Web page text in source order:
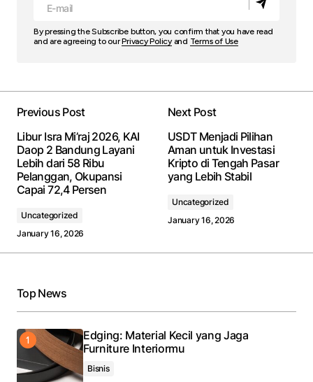
By pressing the Subscribe button, you confirm that you have read
and are agreeing to ourPrivacy Policyand Terms of Use
Previous Post
Libur Isra Mi’raj 2026, KAI
Daop 2 Bandung Layani
Lebih dari 58 Ribu
Pelanggan, Okupansi
Capai 72,4 Persen
Uncategorized
January 16, 2026
Next Post
USDT Menjadi Pilihan
Aman untuk Investasi
Kripto di Tengah Pasar
yang Lebih Stabil
Uncategorized
January 16, 2026
Top News
Edging: Material Kecil yang Jaga
Furniture Interiormu
Bisnis